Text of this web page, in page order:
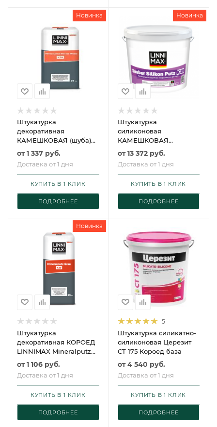
Новинка
Штукатурка
декоративная
КАМЕШКОВАЯ (шуба)
белая LINNIMAX
Mineralputz Master
Weiss / ЛИННИМАКС
Минералпутц Мастер
Вайс
от1 337 руб.
Доставка от 1 дня
ПОДРОБНЕЕ
КУПИТЬ В 1 КЛИК
Новинка
Штукатурка
силиконовая
КАМЕШКОВАЯ
ЛИННИМАКС Sauber
Silikon Putz
от13 372 руб.
Доставка от 1 дня
ПОДРОБНЕЕ
КУПИТЬ В 1 КЛИК
Новинка
Штукатурка
декоративная КОРОЕД
LINNIMAX Mineralputz
Grau / ЛИННИМАКС
Минералпутц Грау
от1 106 руб.
Доставка от 1 дня
ПОДРОБНЕЕ
КУПИТЬ В 1 КЛИК
5
Штукатурка силикатно-
силиконовая Церезит
CT 175 Короед база
от4 540 руб.
Доставка от 1 дня
ПОДРОБНЕЕ
КУПИТЬ В 1 КЛИК